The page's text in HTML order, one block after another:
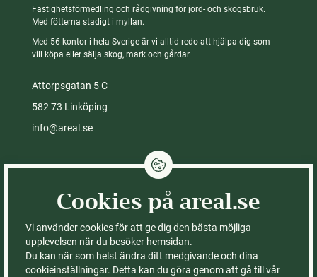
Fastighetsförmedling och rådgivning för jord- och skogsbruk.
Med fötterna stadigt i myllan.
Med 56 kontor i hela Sverige är vi alltid redo att hjälpa dig som
vill köpa eller sälja skog, mark och gårdar.
Attorpsgatan 5 C
582 73 Linköping
info@areal.se
Integritetspolicy
Cookies på areal.se
Fastigheter till salu
Köpa skog
Köpa gård
Kontor
Om Areal
Ledning & styrelse
Cookies på areal.se
Vi använder cookies för att ge dig den bästa möjliga
upplevelsen när du besöker hemsidan.
Du kan när som helst ändra ditt medgivande och dina
cookieinställningar. Detta kan du göra genom att gå till vår